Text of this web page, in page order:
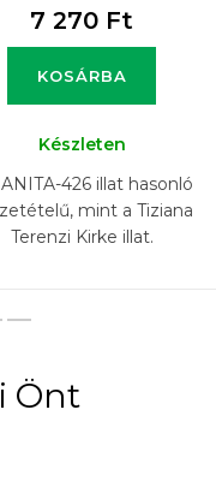
7 270 Ft
KOSÁRBA
Készleten
426 illat hasonló
mint a Tiziana
Terenzi Kirke illat.
Önt